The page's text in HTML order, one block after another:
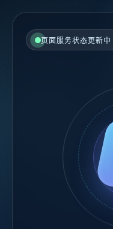
页面服务状态更新中